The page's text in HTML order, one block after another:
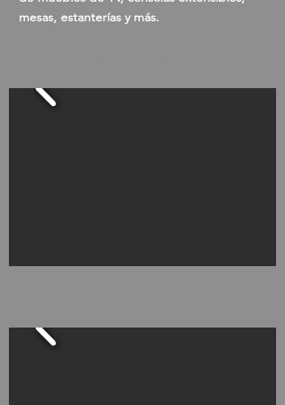
mesas, estanterías y más.